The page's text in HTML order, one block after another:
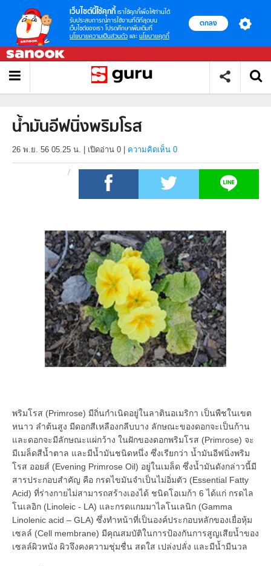
เว็บไซต์นี้ใช้คุกกี้ เราใช้คุกกี้เพื่อให้ท่านได้
รับประสบการณ์การใช้งานที่ดีที่สุดบน
เว็บไซต์ของเรา โปรดศึกษาเพิ่มเติมที่
นโยบายความเป็นส่วนตัว และ นโยบายคุกกี้
ตกลง
น้ำมันอีฟนิ่งพริมโรส
26 พ.ย. 56 05.25 น. เปิดอ่าน 0 ความคิดเห็น 0
พริมโรส (Primrose) มีถิ่นกำเนิดอยู่ในลาตินอเมริกา เป็นพืชในเขต
หนาว ลำต้นสูง มีดอกสีเหลืองกลีบบาง ลักษณะของดอกจะเป็นก้าน
และดอกจะมีลักษณะแผ่กว้าง ในฝักของดอกพริมโรส (Primrose) จะ
มีเมล็ดสีน้ำตาล และมีน้ำมันชนิดหนึ่ง ซึ่งเรียกว่า น้ำมันอีฟนิ่งพริม
โรส ออยส์ (Evening Primrose Oil) อยู่ในเมล็ด ซึ่งน้ำมันดังกล่าวนี้มี
สารประกอบสำคัญ คือ กรดไขมันจำเป็นไม่อิ่มตัว (Essential Fatty
Acid) ที่ร่างกายไม่สามารถสร้างเองได้ ชนิดโอเมก้า 6 ได้แก่ กรดไล
โนเลอิก (Linoleic - LA) และกรดแกมมาไลโนเลนิก (Gamma
Linolenic acid – GLA) ซึ่งทำหน้าที่เป็นองค์ประกอบหลักของเยื่อหุ้ม
เซลล์ (Cell membrane) มีคุณสมบัติในการป้องกันการสูญเสียน้ำของ
เซลล์ผิวหนัง ผิวจึงคงความชุ่มชื่น สดใส เปล่งปลั่ง และมีน้ำมีนวล